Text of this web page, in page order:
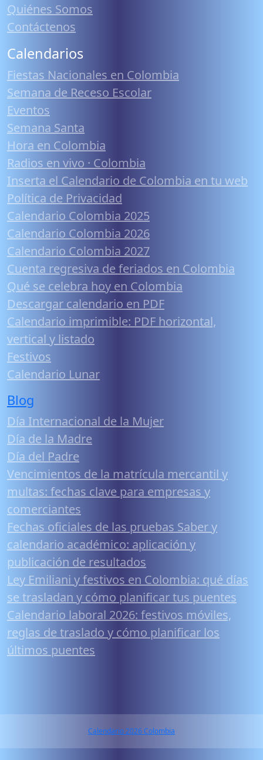
Quiénes Somos
Contáctenos
Calendarios
Fiestas Nacionales en Colombia
Semana de Receso Escolar
Eventos
Semana Santa
Hora en Colombia
Radios en vivo · Colombia
Inserta el Calendario de Colombia en tu web
Política de Privacidad
Calendario Colombia 2025
Calendario Colombia 2026
Calendario Colombia 2027
Cuenta regresiva de feriados en Colombia
Qué se celebra hoy en Colombia
Descargar calendario en PDF
Calendario imprimible: PDF horizontal,
vertical y listado
Festivos
Calendario Lunar
Blog
Día Internacional de la Mujer
Día de la Madre
Día del Padre
Vencimientos de la matrícula mercantil y
multas: fechas clave para empresas y
comerciantes
Fechas oficiales de las pruebas Saber y
calendario académico: aplicación y
publicación de resultados
Ley Emiliani y festivos en Colombia: qué días
se trasladan y cómo planificar tus puentes
Calendario laboral 2026: festivos móviles,
reglas de traslado y cómo planificar los
últimos puentes
Calendario 2026 Colombia